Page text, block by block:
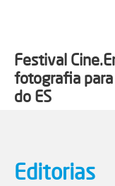
Festival
fotografia
do ES
Editorias